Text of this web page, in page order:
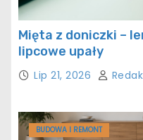
Mięta z doniczki –
lipcowe upały
Lip 21, 2026
BUDOWA I REMONT